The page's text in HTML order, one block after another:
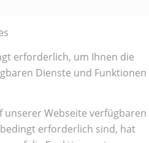
erforderlich, um Ihnen die
Dienste und Funktionen
unserer Webseite verfügbaren
erforderlich sind, hat